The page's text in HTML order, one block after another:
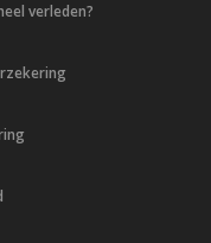
verleden?